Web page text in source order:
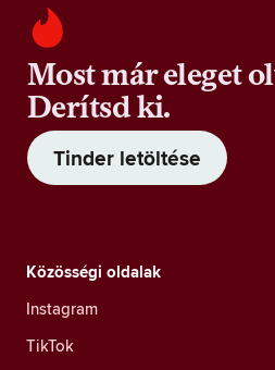
Most már eleget
Derítsd ki.
Tinder letöltése
Közösségi oldalak
Instagram
TikTok